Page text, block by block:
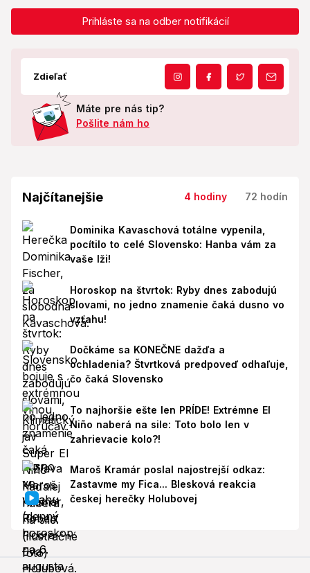
Prihláste sa na odber notifikácií
Zdieľať
Máte pre nás tip?
Pošlite nám ho
Najčítanejšie 4 hodiny 72 hodín
Dominika Kavaschová totálne vypenila,
pocítilo to celé Slovensko: Hanba vám za
vaše lži!
Horoskop na štvrtok: Ryby dnes zabodujú
slovami, no jedno znamenie čaká dusno vo
vzťahu!
Dočkáme sa KONEČNE dažďa a
ochladenia? Štvrtková predpoveď odhaľuje,
čo čaká Slovensko
To najhoršie ešte len PRÍDE! Extrémne El
Niño naberá na sile: Toto bolo len v
zahrievacie kolo?!
Maroš Kramár poslal najostrejší odkaz:
Zastavme my Fica... Blesková reakcia
českej herečky Holubovej